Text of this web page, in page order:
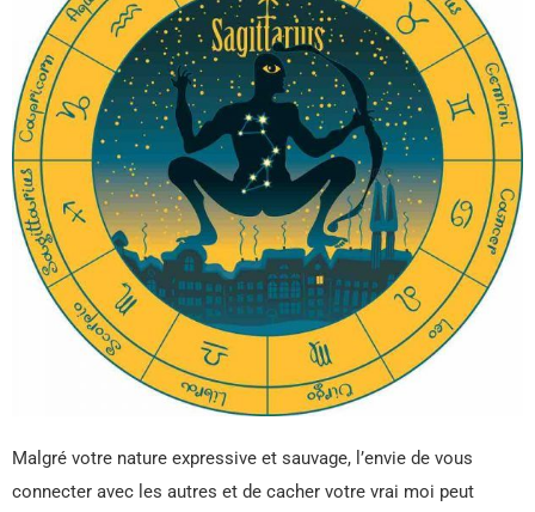
Malgré votre nature expressive et sauvage, l’envie de vous
connecter avec les autres et de cacher votre vrai moi peut